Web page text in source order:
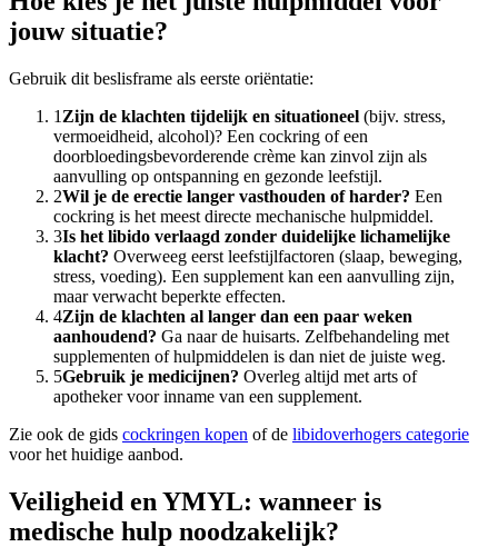
jouw situatie?
Gebruik dit beslisframe als eerste oriëntatie:
1 Zijn de klachten tijdelijk en situationeel (bijv. stress,
vermoeidheid, alcohol)? Een cockring of een
doorbloedingsbevorderende crème kan zinvol zijn als
aanvulling op ontspanning en gezonde leefstijl.
2Wil je de erectie langer vasthouden of harder? Een
cockring is het meest directe mechanische hulpmiddel.
3Is het libido verlaagd zonder duidelijke lichamelijke
klacht? Overweeg eerst leefstijlfactoren (slaap, beweging,
stress, voeding). Een supplement kan een aanvulling zijn,
maar verwacht beperkte effecten.
4Zijn de klachten al langer dan een paar weken
aanhoudend? Ga naar de huisarts. Zelfbehandeling met
supplementen of hulpmiddelen is dan niet de juiste weg.
5Gebruik je medicijnen? Overleg altijd met arts of
apotheker voor inname van een supplement.
Zie ook de gids cockringen kopen of de libidoverhogers categorie
voor het huidige aanbod.
Veiligheid en YMYL: wanneer is
medische hulp noodzakelijk?